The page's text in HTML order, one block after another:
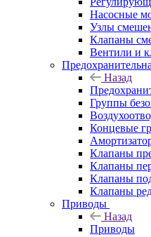
Насосные
Узлы
Клапаны
Вентили и
Назад
Группы
Концевые
Клапаны
Клапаны
Клапаны
Клапаны
Приводы
Назад
Приводы